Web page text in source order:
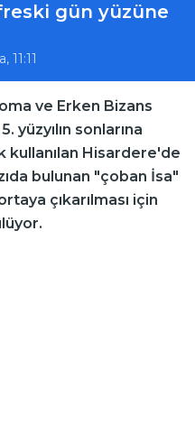
gün yüzüne
11:11
ve Erken Bizans
yüzyılın sonlarına
kullanılan Hisardere'de
bulunan "çoban İsa"
çıkarılması için